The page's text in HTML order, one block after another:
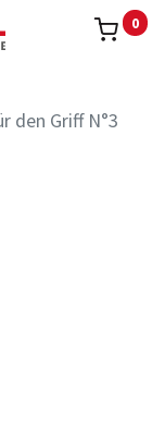
0
den Griff N°3